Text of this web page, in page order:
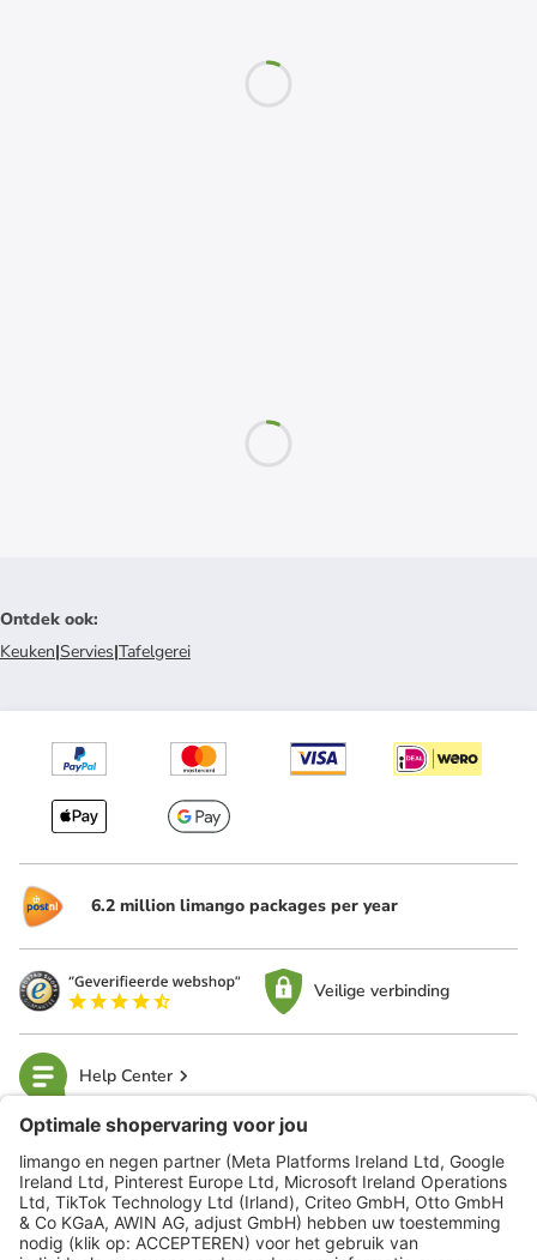
Ontdek ook:
Keuken|Servies|Tafelgerei
6.2 million limango packages per year
Veilige verbinding
Help Center
limango
Veilig winkelen